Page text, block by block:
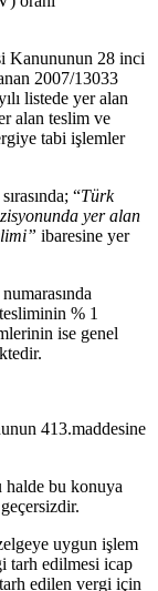
Kanununun 28 inci
2007/13033
listede yer alan
alan teslim ve
tabi işlemler
“Türk
yer alan
ibaresine yer
% 1
ise genel
413.maddesine
bu konuya
uygun işlem
tarh edilmesi icap
edilen vergi için